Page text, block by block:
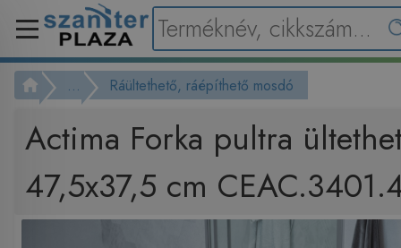
... Ráültethető, ráépíthető mosdó
Actima Forka pultra
47,5x37,5 cm